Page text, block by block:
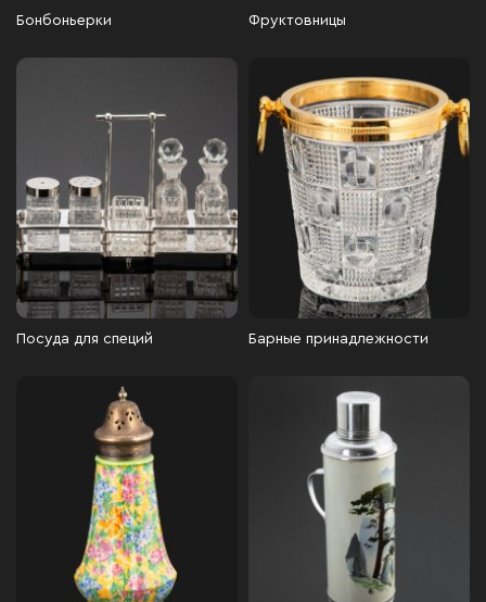
Бонбоньерки Фруктовницы
Посуда для специй Барные принадлежности